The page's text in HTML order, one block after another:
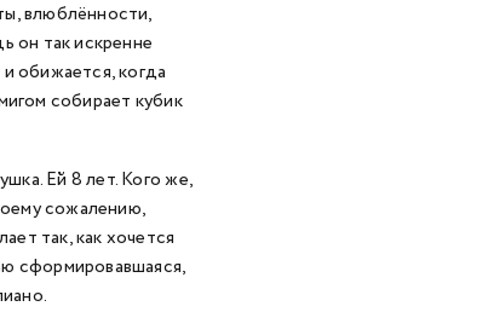
влюблённости,
он так искренне
обижается, когда
собирает кубик
Ей 8 лет. Кого же,
сожалению,
так, как хочется
сформировавшаяся,